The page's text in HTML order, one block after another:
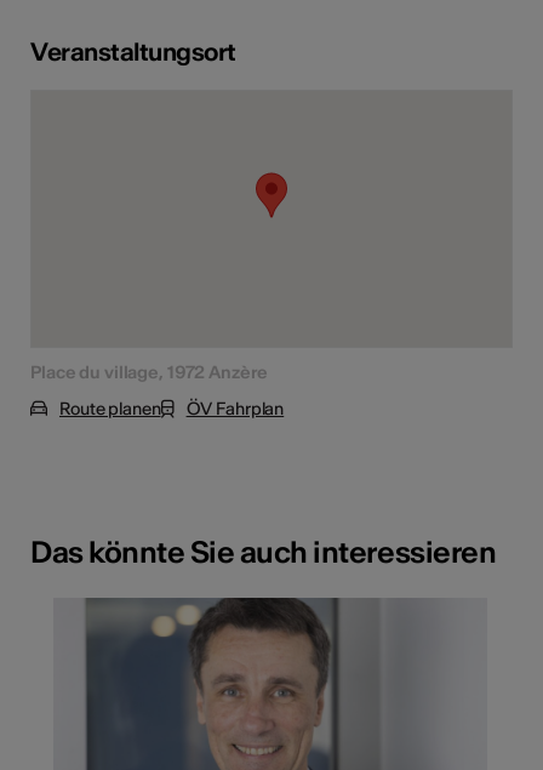
Veranstaltungsort
Place du village, 1972 Anzère
Route planen
ÖV Fahrplan
Das könnte Sie auch interessieren